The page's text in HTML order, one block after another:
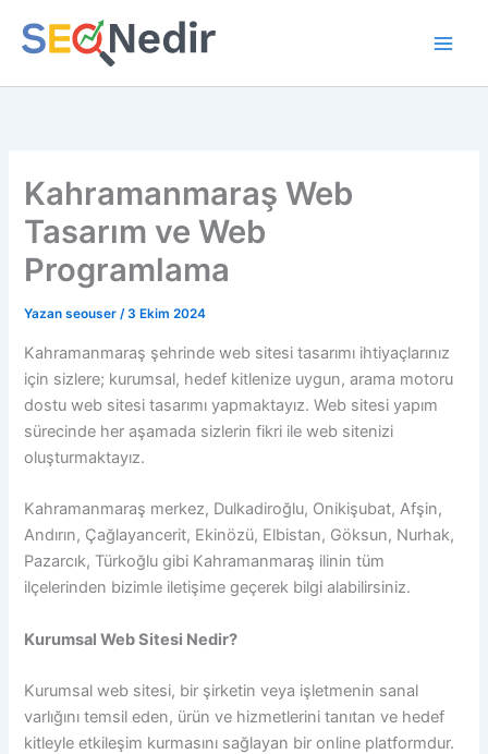
atla
Kahramanmaraş Web
Tasarım ve Web
Programlama
Yazan seouser/3 Ekim 2024
Kahramanmaraş şehrinde web sitesi tasarımı ihtiyaçlarınız
için sizlere; kurumsal, hedef kitlenize uygun, arama motoru
dostu web sitesi tasarımı yapmaktayız. Web sitesi yapım
sürecinde her aşamada sizlerin fikri ile web sitenizi
oluşturmaktayız.
Kahramanmaraş merkez, Dulkadiroğlu, Onikişubat, Afşin,
Andırın, Çağlayancerit, Ekinözü, Elbistan, Göksun, Nurhak,
Pazarcık, Türkoğlu gibi Kahramanmaraş ilinin tüm
ilçelerinden bizimle iletişime geçerek bilgi alabilirsiniz.
Kurumsal Web Sitesi Nedir?
Kurumsal web sitesi, bir şirketin veya işletmenin sanal
varlığını temsil eden, ürün ve hizmetlerini tanıtan ve hedef
kitleyle etkileşim kurmasını sağlayan bir online platformdur.